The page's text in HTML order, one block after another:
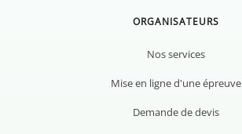
ORGANISATEURS
Nos services
Mise en ligne d'une épreuve
Demande de devis